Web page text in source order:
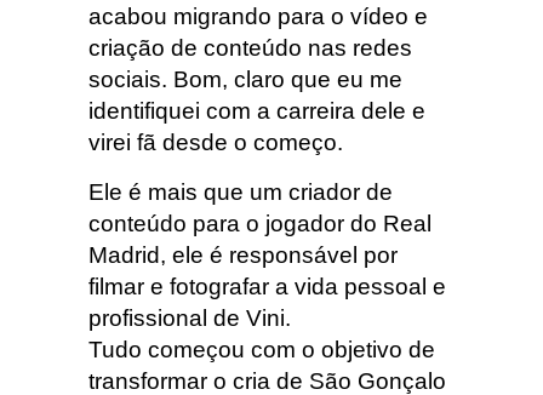
acabou migrando para o vídeo e
criação de conteúdo nas redes
sociais. Bom, claro que eu me
identifiquei com a carreira dele e
virei fã desde o começo.
Ele é mais que um criador de
conteúdo para o jogador do Real
Madrid, ele é responsável por
filmar e fotografar a vida pessoal e
profissional de Vini.
Tudo começou com o objetivo de
transformar o cria de São Gonçalo